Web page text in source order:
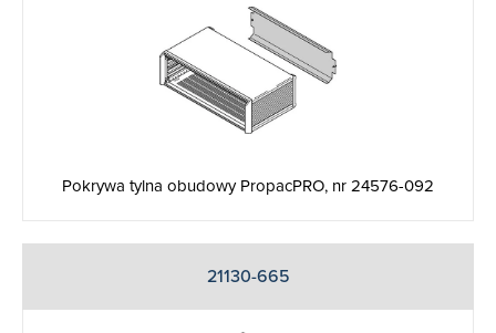
Pokrywa tylna obudowy PropacPRO, nr 24576-092
21130-665